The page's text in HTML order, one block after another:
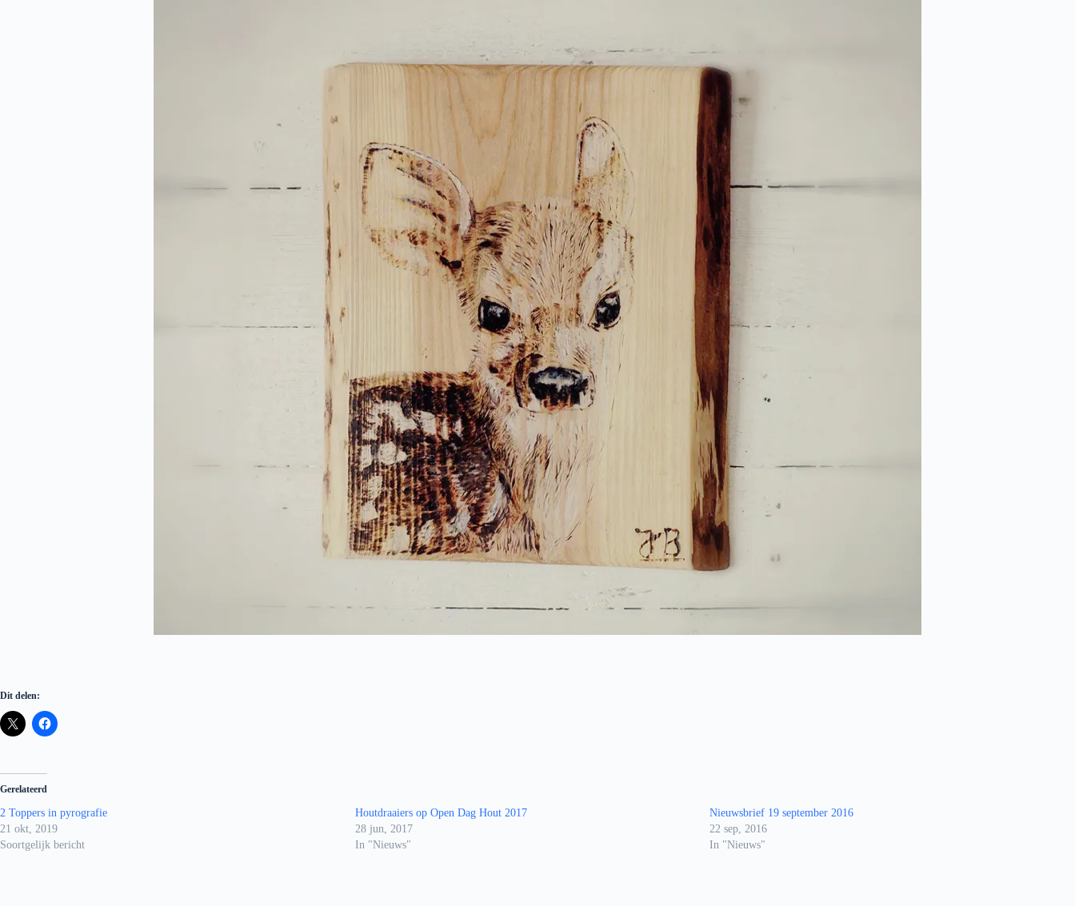
Dit delen:
Gerelateerd
2 Toppers in pyrografie
21 okt, 2019
Soortgelijk bericht
Houtdraaiers op Open Dag Hout 2017
28 jun, 2017
In "Nieuws"
Nieuwsbrief 19 september 2016
22 sep, 2016
In "Nieuws"